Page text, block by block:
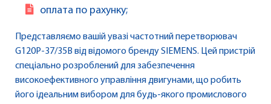
оплата по рахунку;
Представляємо вашій увазі частотний перетворювач
G120P-37/35B від відомого бренду SIEMENS. Цей пристрій
спеціально розроблений для забезпечення
високоефективного управління двигунами, що робить
його ідеальним вибором для будь-якого промислового